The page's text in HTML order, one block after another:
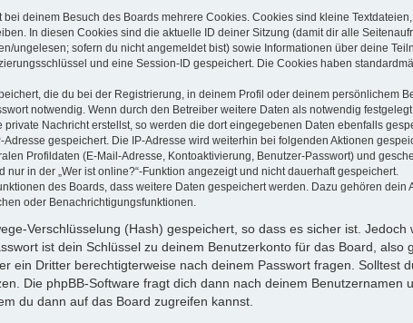
bei deinem Besuch des Boards mehrere Cookies. Cookies sind kleine
In diesen Cookies sind die aktuelle ID deiner Sitzung (damit dir alle
ungelesen; sofern du nicht angemeldet bist) sowie Informationen über deine
und eine Session-ID gespeichert. Die Cookies haben
die du bei der Registrierung, in deinem Profil oder deinem persönlichem
notwendig. Wenn durch den Betreiber weitere Daten als notwendig
Nachricht erstellst, so werden die dort eingegebenen Daten ebenfalls
gespeichert. Die IP-Adresse wird weiterhin bei folgenden Aktionen
Profildaten (E-Mail-Adresse, Kontoaktivierung, Benutzer-Passwort) und
nur in der „Wer ist online?“-Funktion angezeigt und nicht dauerhaft gespeichert.
des Boards, dass weitere Daten gespeichert werden. Dazu gehören
oder Benachrichtigungsfunktionen.
Verschlüsselung (Hash) gespeichert, so dass es sicher ist.
ist dein Schlüssel zu deinem Benutzerkonto für das Board,
ein Dritter berechtigterweise nach deinem Passwort fragen. Solltest
Die phpBB-Software fragt dich dann nach deinem
du dann auf das Board zugreifen kannst.